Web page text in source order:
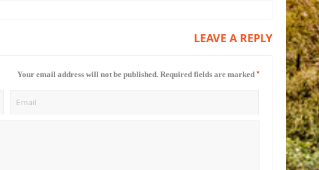
LEAVE A REPLY
Your email address will not be published. Required fields are marked *